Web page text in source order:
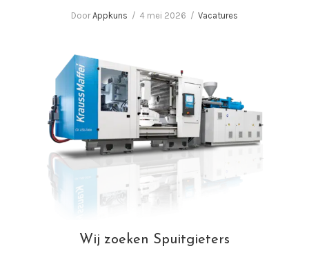
DoorAppkuns 4 mei 2026 Vacatures
Wij zoeken Spuitgieters
Wij zoeken Spuitgieters